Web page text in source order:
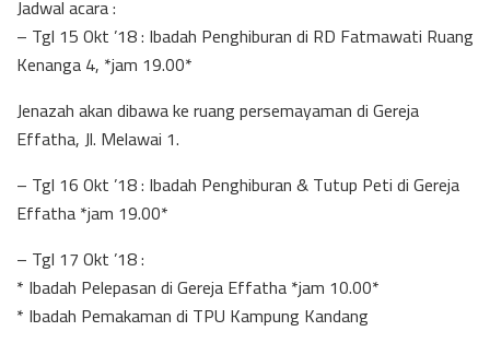
Jadwal acara :
– Tgl 15 Okt ’18 : Ibadah Penghiburan di RD Fatmawati Ruang
Kenanga 4, *jam 19.00*
Jenazah akan dibawa ke ruang persemayaman di Gereja
Effatha, Jl. Melawai 1.
– Tgl 16 Okt ’18 : Ibadah Penghiburan & Tutup Peti di Gereja
Effatha *jam 19.00*
– Tgl 17 Okt ’18 :
* Ibadah Pelepasan di Gereja Effatha *jam 10.00*
* Ibadah Pemakaman di TPU Kampung Kandang